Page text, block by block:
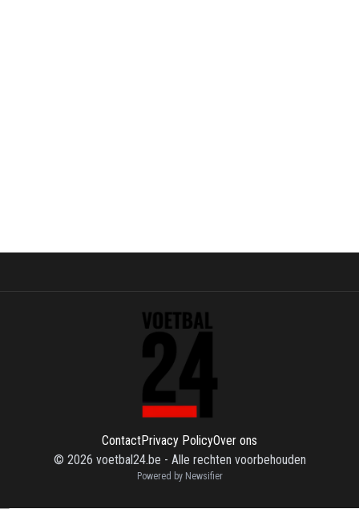
ContactPrivacy PolicyOver ons
© 2026 voetbal24.be - Alle rechten voorbehouden
Powered by Newsifier